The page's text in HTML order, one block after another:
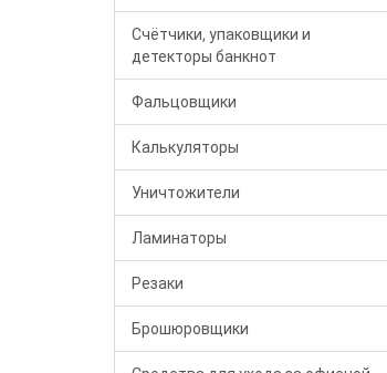
Счётчики, упаковщики и
детекторы банкнот
Фальцовщики
Калькуляторы
Уничтожители
Ламинаторы
Резаки
Брошюровщики